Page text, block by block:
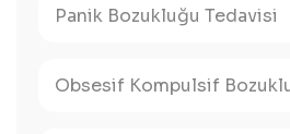
Panik Bozukluğu Tedavisi
Obsesif Kompulsif